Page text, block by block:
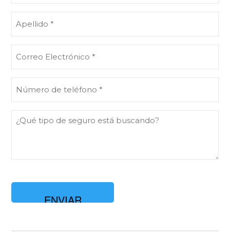
(Obligatorio)
Electrónico
de
(Obligatorio)
¿Qué
tipo